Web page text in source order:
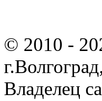
© 2010 -
Владелец